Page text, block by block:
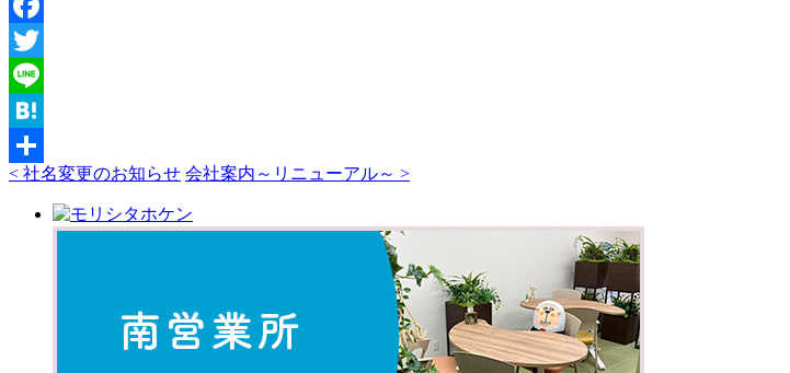
Facebook
Twitter
Line
Hatena
共
< 社名変更のお知らせ 会社案内～リニューアル～ >